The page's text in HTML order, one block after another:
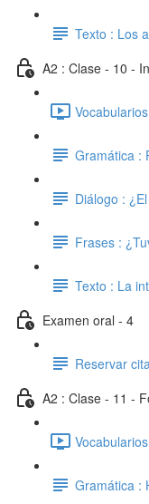
Texto : Los
A2 : Clase - 10 -
Gramática :
Diálogo :
Frases :
Texto : La
Examen oral - 4
Reservar cita
A2 : Clase - 11 -
Gramática :